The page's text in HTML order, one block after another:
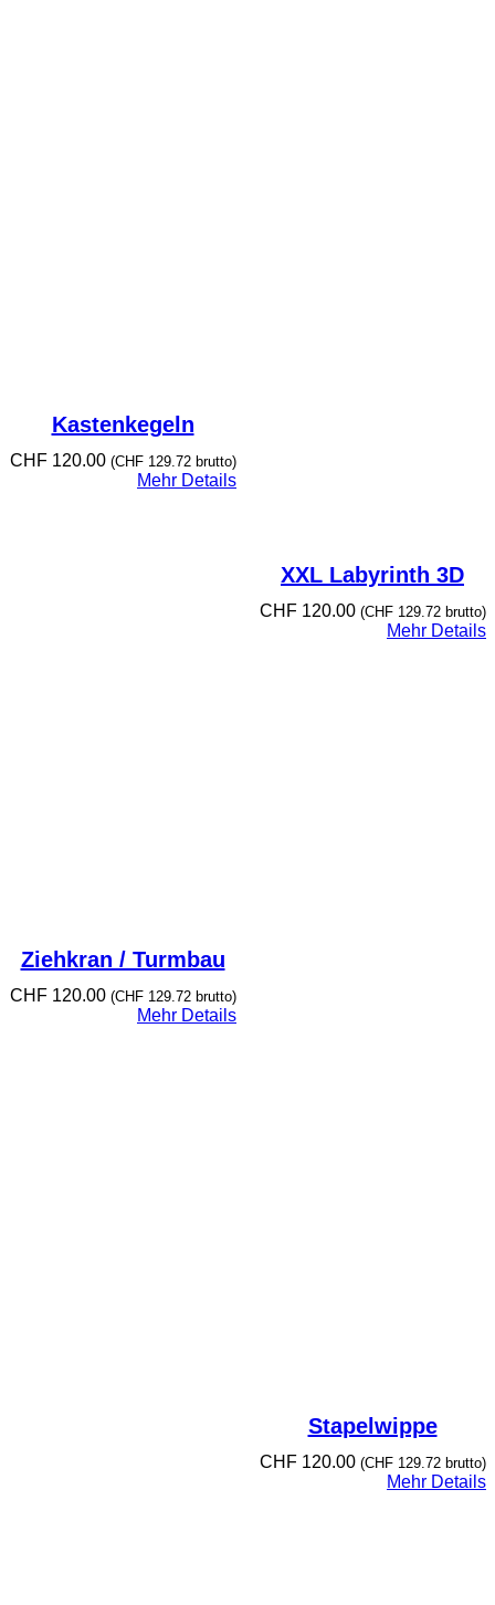
Kastenkegeln
CHF120.00 (CHF129.72brutto)
Mehr Details
XXL Labyrinth 3D
CHF120.00 (CHF129.72brutto)
Mehr Details
Ziehkran / Turmbau
CHF120.00 (CHF129.72brutto)
Mehr Details
Stapelwippe
CHF120.00 (CHF129.72brutto)
Mehr Details